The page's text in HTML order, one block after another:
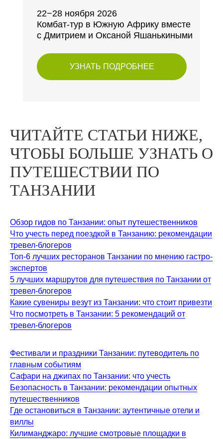
УЗНАТЬ ПОДРОБНЕЕ
22−28 ноября 2026
Комбат-тур в Южную Африку вместе
с Дмитрием и Оксаной Яшанькиными
ЧИТАЙТЕ СТАТЬИ НИЖЕ,
ЧТОБЫ БОЛЬШЕ УЗНАТЬ О
ПУТЕШЕСТВИИ ПО
ТАНЗАНИИ
Обзор гидов по Танзании: опыт путешественников
Что учесть перед поездкой в Танзанию: рекомендации
тревел-блогеров
Топ-6 лучших ресторанов Танзании по мнению гастро-
экспертов
5 лучших маршрутов для путешествия по Танзании от
тревел-блогеров
Какие сувениры везут из Танзании: что стоит привезти
Что посмотреть в Танзании: 5 рекомендаций от
тревел-блогеров
Фестивали и праздники Танзании: путеводитель по
главным событиям
Сафари на джипах по Танзании: что учесть
Безопасность в Танзании: рекомендации опытных
путешественников
Где остановиться в Танзании: аутентичные отели и
виллы
Килиманджаро: лучшие смотровые площадки в